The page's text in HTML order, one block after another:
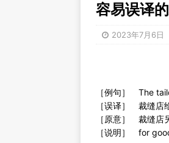
容易误译
2023年7月6日
［例句］ The
［误译］ 裁缝店
［原意］ 裁缝店
［说明］ for